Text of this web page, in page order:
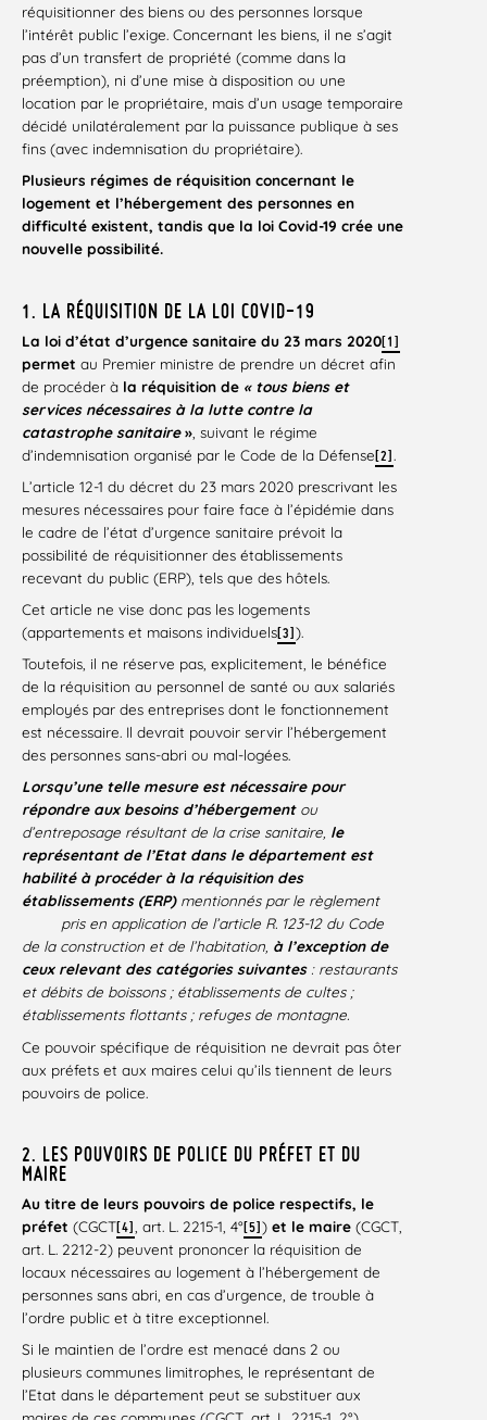
réquisitionner des biens ou des personnes lorsque
l’intérêt public l’exige. Concernant les biens, il ne s’agit
pas d’un transfert de propriété (comme dans la
préemption), ni d’une mise à disposition ou une
location par le propriétaire, mais d’un usage temporaire
décidé unilatéralement par la puissance publique à ses
fins (avec indemnisation du propriétaire).
Plusieurs régimes de réquisition concernant le
logement et l’hébergement des personnes en
difficulté existent, tandis que la loi Covid-19 crée une
nouvelle possibilité.
1. LA RÉQUISITION DE LA LOI COVID-19
La loi d’état d’urgence sanitaire du 23 mars 2020[1]
permet au Premier ministre de prendre un décret afin
de procéder à la réquisition de « tous biens et
services nécessaires à la lutte contre la
catastrophe sanitaire» , suivant le régime
d’indemnisation organisé par le Code de la Défense[2] .
L’article 12-1 du décret du 23 mars 2020 prescrivant les
mesures nécessaires pour faire face à l’épidémie dans
le cadre de l’état d’urgence sanitaire prévoit la
possibilité de réquisitionner des établissements
recevant du public (ERP), tels que des hôtels.
Cet article ne vise donc pas les logements
(appartements et maisons individuels[3]).
Toutefois, il ne réserve pas, explicitement, le bénéfice
de la réquisition au personnel de santé ou aux salariés
employés par des entreprises dont le fonctionnement
est nécessaire. Il devrait pouvoir servir l’hébergement
des personnes sans-abri ou mal-logées.
Lorsqu’une telle mesure est nécessaire pour
répondre aux besoins d’hébergement ou
d’entreposage résultant de la crise sanitaire, le
représentant de l’Etat dans le département est
habilité à procéder à la réquisition des
établissements (ERP)mentionnés par le règlement
pris en application de l’article R. 123-12 du Code
de la construction et de l’habitation, à l’exception de
ceux relevant des catégories suivantes: restaurants
et débits de boissons ; établissements de cultes ;
établissements flottants ; refuges de montagne.
Ce pouvoir spécifique de réquisition ne devrait pas ôter
aux préfets et aux maires celui qu’ils tiennent de leurs
pouvoirs de police.
2. LES POUVOIRS DE POLICE DU PRÉFET ET DU
MAIRE
Au titre de leurs pouvoirs de police respectifs, le
préfet (CGCT[4] , art. L. 2215-1, 4° [5]) et le maire (CGCT,
art. L. 2212-2) peuvent prononcer la réquisition de
locaux nécessaires au logement à l’hébergement de
personnes sans abri, en cas d’urgence, de trouble à
l’ordre public et à titre exceptionnel.
Si le maintien de l’ordre est menacé dans 2 ou
plusieurs communes limitrophes, le représentant de
l’Etat dans le département peut se substituer aux